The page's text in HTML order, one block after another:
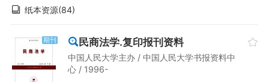
纸本资源(84)
期刊 民商法学.复印报刊资料
中国人民大学主办 / 中国人民大学书报资料中
心 / 1996-